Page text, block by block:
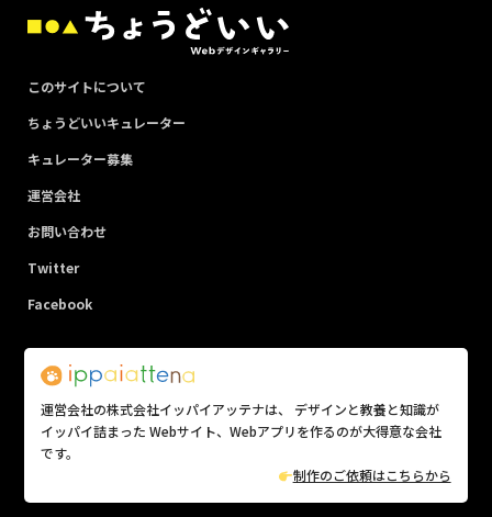
このサイトについて
ちょうどいいキュレーター
キュレーター募集
運営会社
お問い合わせ
Twitter
Facebook
運営会社の株式会社イッパイアッテナは、 デザインと教養と知識が
イッパイ詰まった Webサイト、Webアプリを作るのが大得意な会社
です。
制作のご依頼はこちらから